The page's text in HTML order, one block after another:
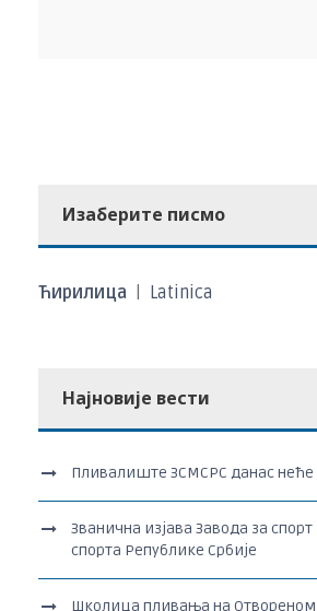
Изаберите писмо
Ћирилица Latinica
Најновије вести
Пливалиште ЗСМСРС данас неће
Званична изјава Завода за
спорта Републике Србије
Школица пливања на